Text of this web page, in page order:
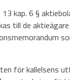
kap. 6 §
till de
för kallelsens